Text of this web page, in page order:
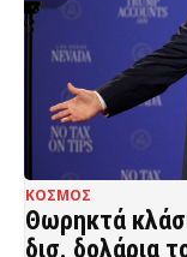
ΚΟΣΜΟΣ
Θωρηκτά
δισ. δολάρια